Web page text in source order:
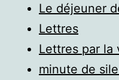
Le déjeuner
Lettres
Lettres par la
minute de